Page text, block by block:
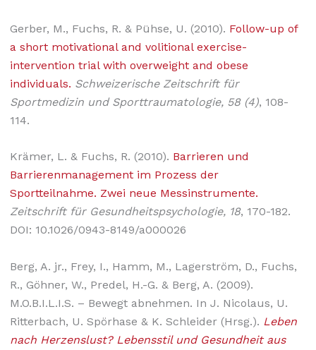
Gerber, M., Fuchs, R. & Pühse, U. (2010). Follow-up of
a short motivational and volitional exercise-
intervention trial with overweight and obese
individuals. Schweizerische Zeitschrift für
Sportmedizin und Sporttraumatologie, 58 (4), 108-
114.
Krämer, L. & Fuchs, R. (2010). Barrieren und
Barrierenmanagement im Prozess der
Sportteilnahme. Zwei neue Messinstrumente.
Zeitschrift für Gesundheits­psychologie, 18, 170-182.
DOI: 10.1026/0943-8149/a000026
Berg, A. jr., Frey, I., Hamm, M., Lagerström, D., Fuchs,
R., Göhner, W., Predel, H.-G. & Berg, A. (2009).
M.O.B.I.L.I.S. – Bewegt abnehmen. In J. Nicolaus, U.
Ritterbach, U. Spörhase & K. Schleider (Hrsg.). Leben
nach Herzenslust? Lebensstil und Gesundheit aus